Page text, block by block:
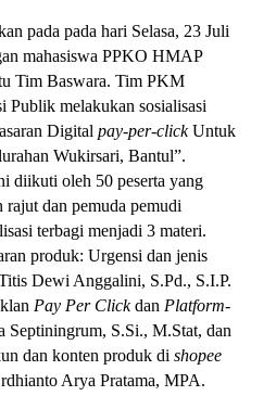
pada pada hari Selasa, 23 Juli
mahasiswa PPKO HMAP
Tim Baswara. Tim PKM
Publik melakukan sosialisasi
Digital pay-per-clickUntuk
Wukirsari, Bantul”.
diikuti oleh 50 peserta yang
dan pemuda pemudi
terbagi menjadi 3 materi.
produk: Urgensi dan jenis
Dewi Anggalini, S.Pd., S.I.P.
Pay Per Clickdan Platform-
Septiningrum, S.Si., M.Stat, dan
dan konten produk di shopee
Arya Pratama, MPA.